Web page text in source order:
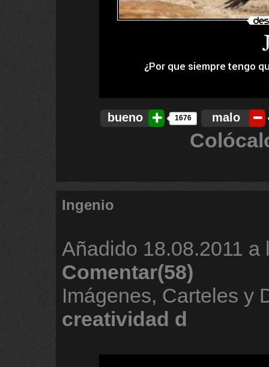
bueno 1676 malo
Ingenio
Añadido 18.08.2011 a
Comentar(58)
Imágenes, Carteles y
creatividad d